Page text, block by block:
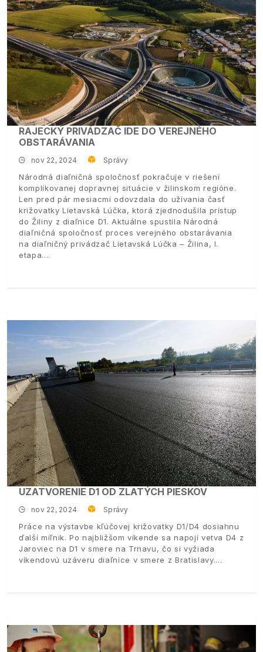
RAJECKÝ PRIVÁDZAČ IDE DO VEREJNÉHO
OBSTARÁVANIA
nov 22, 2024 Správy
Národná diaľničná spoločnosť pokračuje v riešení
komplikovanej dopravnej situácie v žilinskom regióne.
Len pred pár mesiacmi odovzdala do užívania časť
križovatky Lietavská Lúčka, ktorá zjednodušila prístup
do Žiliny z diaľnice D1. Aktuálne spustila Národná
diaľničná spoločnosť proces verejného obstarávania
na diaľničný privádzač Lietavská Lúčka – Žilina, I.
etapa.
UZATVORENIE D1 OD ZLATÝCH PIESKOV
nov 22, 2024 Správy
Práce na výstavbe kľúčovej križovatky D1/D4 dosiahnu
ďalší míľnik. Po najbližšom víkende sa napojí vetva D4 z
Jaroviec na D1 v smere na Trnavu, čo si vyžiada
víkendovú uzáveru diaľnice v smere z Bratislavy.